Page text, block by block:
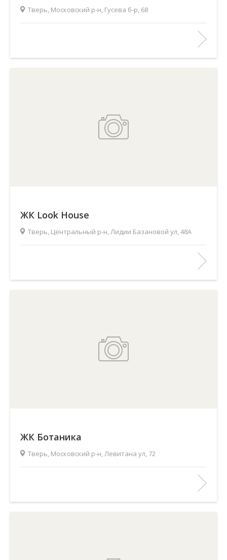
Тверь, Московский р-н, Гусева б-р, 68
ЖК Look House
Тверь, Центральный р-н, Лидии Базановой ул, 48А
ЖК Ботаника
Тверь, Московский р-н, Левитана ул, 72